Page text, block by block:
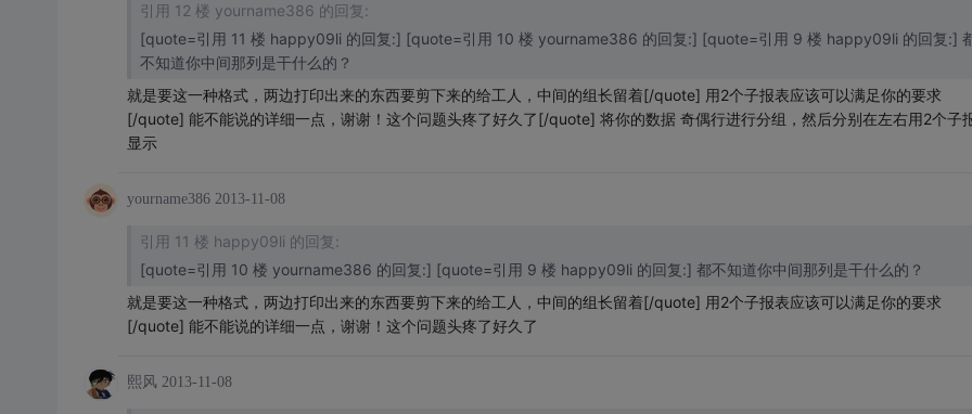
引用 12 楼 yourname386 的回复:
[quote=引用 11 楼 happy09li 的回复:] [quote=引用 10 楼 yourname386 的回复:] [quote=引用 9 楼 happy09li 的回复:]
不知道你中间那列是干什么的？
就是要这一种格式，两边打印出来的东西要剪下来的给工人，中间的组长留着[/quote] 用2个子报表应该可以满足你的要求
[/quote] 能不能说的详细一点，谢谢！这个问题头疼了好久了[/quote] 将你的数据 奇偶行进行分组，然后分别在左右用2个子
显示
yourname386 2013-11-08
引用 11 楼 happy09li 的回复:
[quote=引用 10 楼 yourname386 的回复:] [quote=引用 9 楼 happy09li 的回复:] 都不知道你中间那列是干什么的？
就是要这一种格式，两边打印出来的东西要剪下来的给工人，中间的组长留着[/quote] 用2个子报表应该可以满足你的要求
[/quote] 能不能说的详细一点，谢谢！这个问题头疼了好久了
熙风 2013-11-08